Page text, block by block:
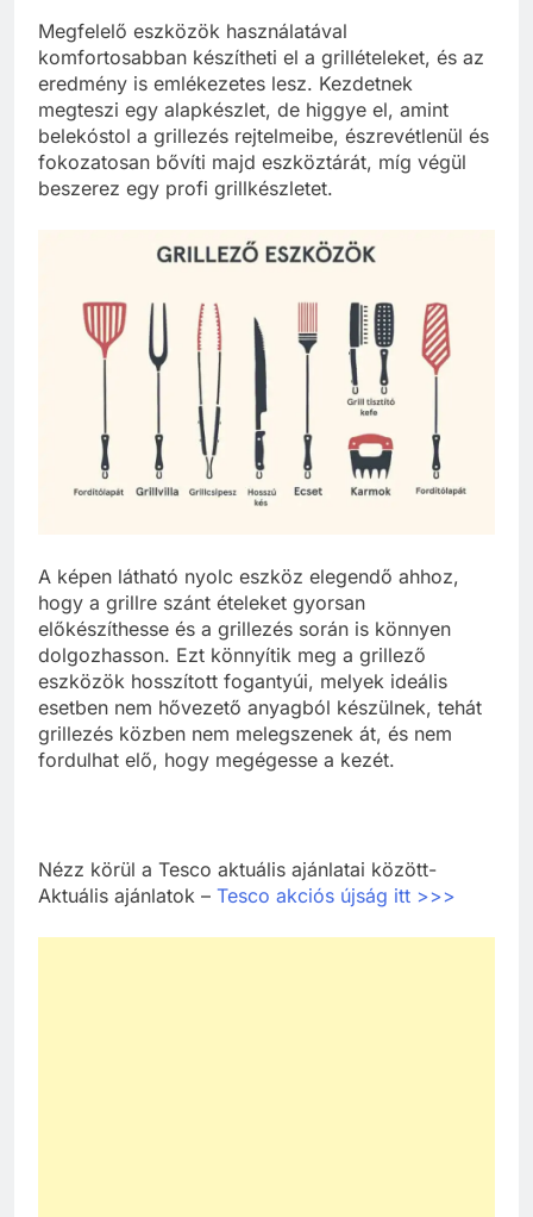
Megfelelő eszközök használatával
komfortosabban készítheti el a grillételeket, és az
eredmény is emlékezetes lesz. Kezdetnek
megteszi egy alapkészlet, de higgye el, amint
belekóstol a grillezés rejtelmeibe, észrevétlenül és
fokozatosan bővíti majd eszköztárát, míg végül
beszerez egy profi grillkészletet.
A képen látható nyolc eszköz elegendő ahhoz,
hogy a grillre szánt ételeket gyorsan
előkészíthesse és a grillezés során is könnyen
dolgozhasson. Ezt könnyítik meg a grillező
eszközök hosszított fogantyúi, melyek ideális
esetben nem hővezető anyagból készülnek, tehát
grillezés közben nem melegszenek át, és nem
fordulhat elő, hogy megégesse a kezét.
Nézz körül a Tesco aktuális ajánlatai között-
Aktuális ajánlatok – Tesco akciós újság itt >>>